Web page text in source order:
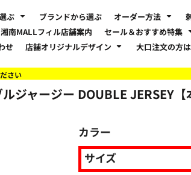
ぶ ブランドから選ぶ オーダー方法
湘南MALLフィル店舗案内 セール＆おすすめ特集
せ
店舗オリジナルデザイン 大口注文の方
さい
ジャージー DOUBLE JERSEY
カラー
サイズ